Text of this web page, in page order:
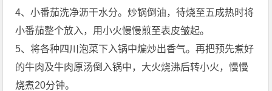
4、小番茄洗净沥干水分。炒锅倒油，待烧至五成热时将
小番茄整个放入，用小火慢慢煎至表皮皱起。
5、将各种四川泡菜下入锅中煸炒出香气。再把预先煮好
的牛肉及牛肉原汤倒入锅中，大火烧沸后转小火，慢慢
烧煮20分钟。